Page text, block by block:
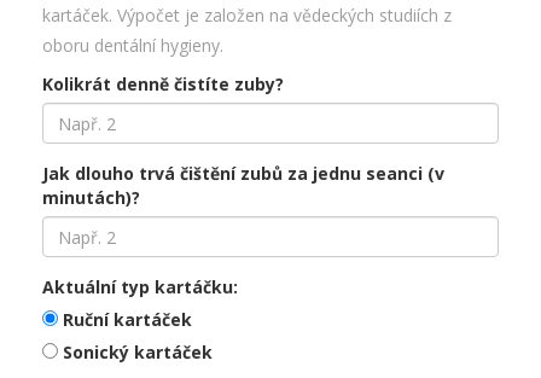
kartáček. Výpočet je založen na vědeckých studiích z
oboru dentální hygieny.
Kolikrát denně čistíte zuby?
Jak dlouho trvá čištění zubů za jednu seanci (v
minutách)?
Aktuální typ kartáčku:
Ruční kartáček
Sonický kartáček